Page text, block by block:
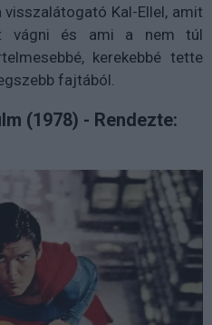
Kal-Ellel, amit
vágni és ami a nem túl
kerekebbé tette
fajtából.
(1978) - Rendezte: